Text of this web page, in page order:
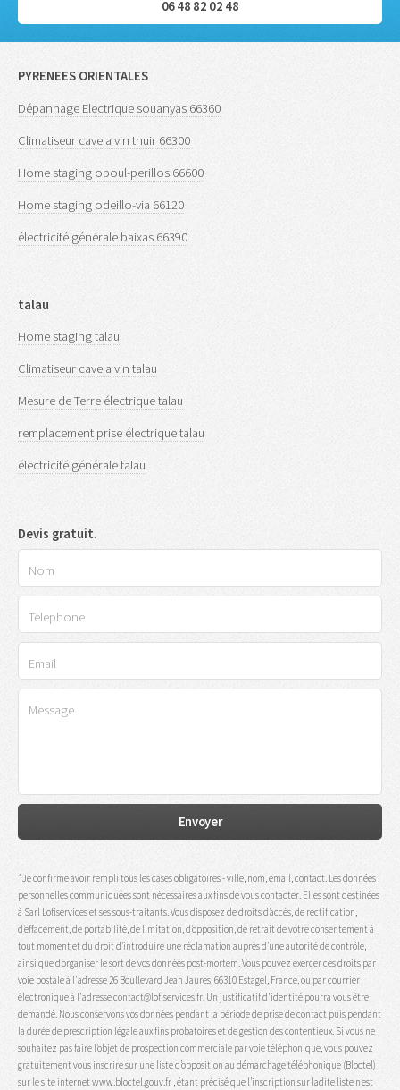
06 48 82 02 48
PYRENEES ORIENTALES
Dépannage Electrique souanyas 66360
Climatiseur cave a vin thuir 66300
Home staging opoul-perillos 66600
Home staging odeillo-via 66120
électricité générale baixas 66390
talau
Home staging talau
Climatiseur cave a vin talau
Mesure de Terre électrique talau
remplacement prise électrique talau
électricité générale talau
Devis gratuit.
*Je confirme avoir rempli tous les cases obligatoires - ville, nom, email, contact. Les données
personnelles communiquées sont nécessaires aux fins de vous contacter. Elles sont destinées
à Sarl Lofiservices et ses sous-traitants. Vous disposez de droits d’accès, de rectification,
d’effacement, de portabilité, de limitation, d’opposition, de retrait de votre consentement à
tout moment et du droit d’introduire une réclamation auprès d’une autorité de contrôle,
ainsi que d’organiser le sort de vos données post-mortem. Vous pouvez exercer ces droits par
voie postale à l'adresse 26 Boullevard Jean Jaures, 66310 Estagel, France, ou par courrier
électronique à l'adresse contact@lofiservices.fr. Un justificatif d'identité pourra vous être
demandé. Nous conservons vos données pendant la période de prise de contact puis pendant
la durée de prescription légale aux fins probatoires et de gestion des contentieux. Si vous ne
souhaitez pas faire l’objet de prospection commerciale par voie téléphonique, vous pouvez
gratuitement vous inscrire sur une liste d’opposition au démarchage téléphonique (Bloctel)
sur le site internet www.bloctel.gouv.fr , étant précisé que l’inscription sur ladite liste n’est